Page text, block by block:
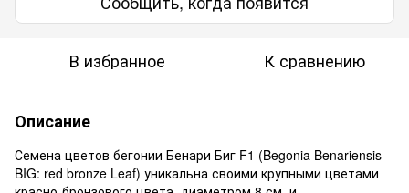
В избранное К сравнению
Описание
Семена цветов бегонии Бенари Биг F1 (Begonia Benariensis
BIG: red bronze Leaf) уникальна своими крупными цветами